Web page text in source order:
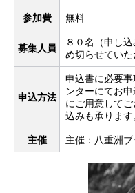
参加費 無料
募集人員
８０名（申し
め切らせていた
申込方法
申込書に必要
ンターにてお
にご用意して
込みも承ります
主催 主催：八重洲